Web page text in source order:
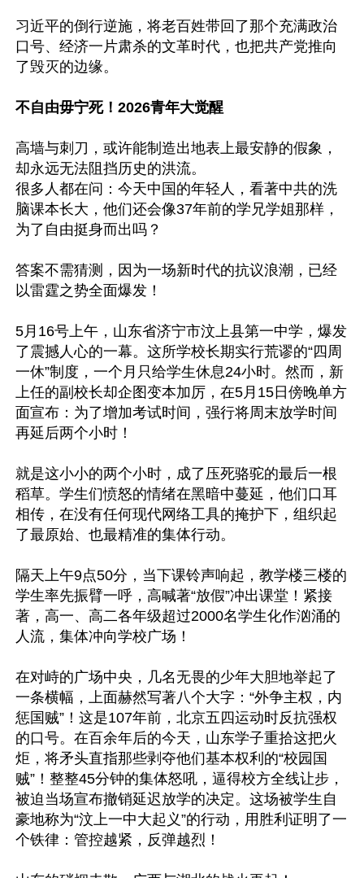
习近平的倒行逆施，将老百姓带回了那个充满政治
口号、经济一片肃杀的文革时代，也把共产党推向
了毁灭的边缘。
不自由毋宁死！2026青年大觉醒
高墙与刺刀，或许能制造出地表上最安静的假象，
却永远无法阻挡历史的洪流。
很多人都在问：今天中国的年轻人，看著中共的洗
脑课本长大，他们还会像37年前的学兄学姐那样，
为了自由挺身而出吗？
答案不需猜测，因为一场新时代的抗议浪潮，已经
以雷霆之势全面爆发！
5月16号上午，山东省济宁市汶上县第一中学，爆发
了震撼人心的一幕。这所学校长期实行荒谬的“四周
一休”制度，一个月只给学生休息24小时。然而，新
上任的副校长却企图变本加厉，在5月15日傍晚单方
面宣布：为了增加考试时间，强行将周末放学时间
再延后两个小时！
就是这小小的两个小时，成了压死骆驼的最后一根
稻草。学生们愤怒的情绪在黑暗中蔓延，他们口耳
相传，在没有任何现代网络工具的掩护下，组织起
了最原始、也最精准的集体行动。
隔天上午9点50分，当下课铃声响起，教学楼三楼的
学生率先振臂一呼，高喊著“放假”冲出课堂！紧接
著，高一、高二各年级超过2000名学生化作汹涌的
人流，集体冲向学校广场！
在对峙的广场中央，几名无畏的少年大胆地举起了
一条横幅，上面赫然写著八个大字：“外争主权，内
惩国贼”！这是107年前，北京五四运动时反抗强权
的口号。在百余年后的今天，山东学子重拾这把火
炬，将矛头直指那些剥夺他们基本权利的“校园国
贼”！整整45分钟的集体怒吼，逼得校方全线让步，
被迫当场宣布撤销延迟放学的决定。这场被学生自
豪地称为“汶上一中大起义”的行动，用胜利证明了一
个铁律：管控越紧，反弹越烈！